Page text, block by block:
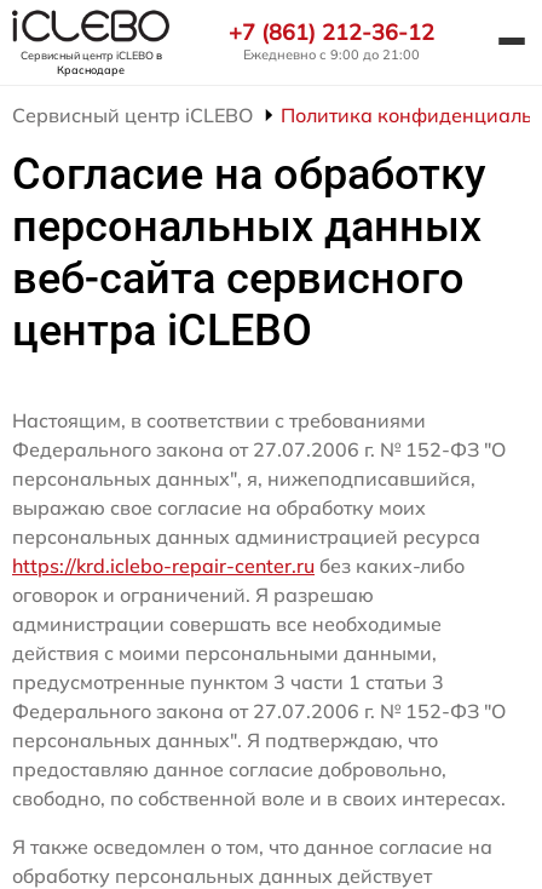
Сервисный центр iCLEBOв
Краснодаре
+7 (861) 212-36-12
Ежедневно с 9:00 до 21:00
Сервисный центр iCLEBO Политика
Согласие на обработку
персональных данных
веб-сайта сервисного
центра iCLEBO
Настоящим, в соответствии с требованиями
Федерального закона от 27.07.2006 г. № 152-ФЗ "О
персональных данных", я, нижеподписавшийся,
выражаю свое согласие на обработку моих
персональных данных администрацией ресурса
https://krd.iclebo-repair-center.ru без каких-либо
оговорок и ограничений. Я разрешаю
администрации совершать все необходимые
действия с моими персональными данными,
предусмотренные пунктом 3 части 1 статьи 3
Федерального закона от 27.07.2006 г. № 152-ФЗ "О
персональных данных". Я подтверждаю, что
предоставляю данное согласие добровольно,
свободно, по собственной воле и в своих интересах.
Я также осведомлен о том, что данное согласие на
обработку персональных данных действует